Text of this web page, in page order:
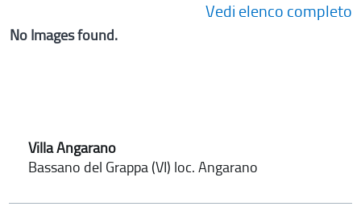
Vedi elenco completo
No Images found.
Villa Angarano
Bassano del Grappa (VI) loc. Angarano